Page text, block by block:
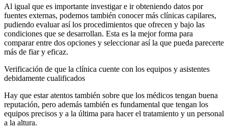
Al igual que es importante investigar e ir obteniendo datos por
fuentes externas, podemos también conocer más clínicas capilares,
pudiendo evaluar así los procedimientos que ofrecen y bajo las
condiciones que se desarrollan. Esta es la mejor forma para
comparar entre dos opciones y seleccionar así la que pueda parecerte
más de fiar y eficaz.
Verificación de que la clínica cuente con los equipos y asistentes
debidamente cualificados
Hay que estar atentos también sobre que los médicos tengan buena
reputación, pero además también es fundamental que tengan los
equipos precisos y a la última para hacer el tratamiento y un personal
a la altura.